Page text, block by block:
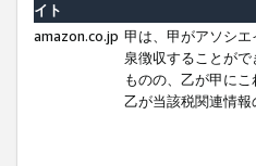
イト
amazon.co.jp 甲は、甲がアソシ
泉徴収することが
ものの、乙が甲に
乙が当該税関連情